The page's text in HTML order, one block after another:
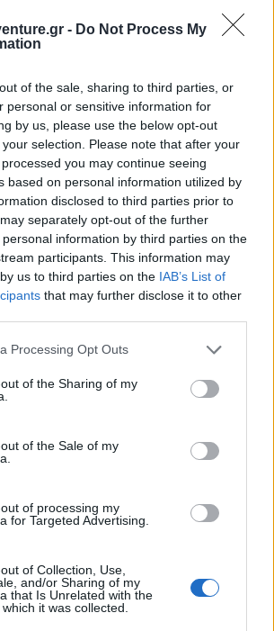
- Do Not Process My
of the sale, sharing to third parties, or
personal or sensitive information for
by us, please use the below opt-out
selection. Please note that after your
you may continue seeing
based on personal information utilized by
disclosed to third parties prior to
separately opt-out of the further
information by third parties on the
participants. This information may
us to third parties on the IAB’s List of
that may further disclose it to other
Processing Opt Outs
of the Sharing of my
of the Sale of my
of processing my
for Targeted Advertising.
of Collection, Use,
and/or Sharing of my
that Is Unrelated with the
it was collected.
και εξαιρετικά αποτελεσματικό. Η
μία ελαφριά και συγχρόνως
η οποία στηρίζεται πάνω στα
δένονται με σχοινί κάτω από την
της πλατφόρμας πρέπει να έχουν
για να κρατήσουν τα
Το νερό ρέει στο κέντρο της
μια στερεή και
σχεδίας για τον αριθμό των ατόμων
μπορείς να βρεις στο
www.scout-
η κατασκευή της σχεδίας
να διασφαλιστεί η ασφάλεια
χρησιμοποιήσουν. Θα είναι μία καλή